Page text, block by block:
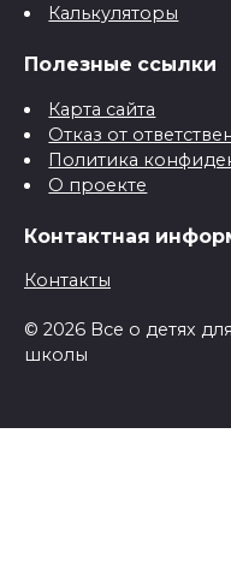
Калькуляторы
Полезные ссылки
Карта сайта
Отказ от
Политика
О проекте
Контактная
Контакты
© 2026 Все о детях
школы